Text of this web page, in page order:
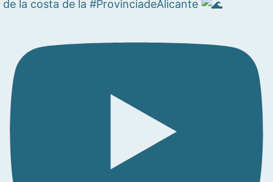
de la costa de la #ProvinciadeAlicante